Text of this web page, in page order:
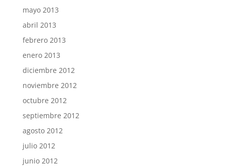
mayo 2013
abril 2013
febrero 2013
enero 2013
diciembre 2012
noviembre 2012
octubre 2012
septiembre 2012
agosto 2012
julio 2012
junio 2012